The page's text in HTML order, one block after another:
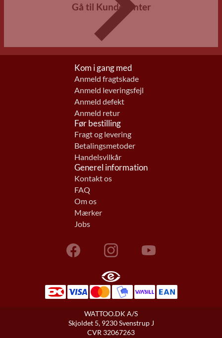
Gå til Kundecenter
Kom i gang med
Anmeld fragtskade
Anmeld leveringsfejl
Anmeld defekt
Anmeld retur
Før bestilling
Fragt og levering
Betalingsmetoder
Handelsvilkår
Generel information
Kontakt os
FAQ
Om os
Mærker
Jobs
WATTOO.DK A/S
Skjoldet 5, 9230 Svenstrup J
CVR 32067263